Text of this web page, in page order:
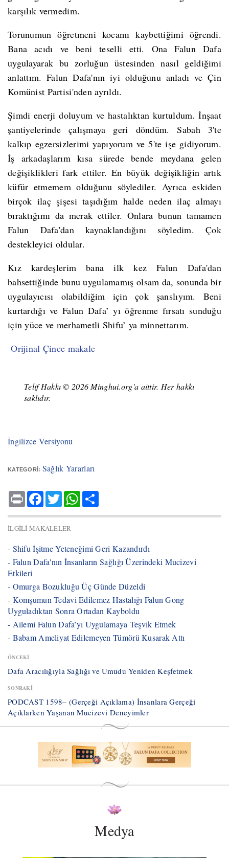
karşılık vermedim.
Torunumun öğretmeni kocamı kaybettiğimi öğrendi.
Bana acıdı ve beni teselli etti. Ona Falun Dafa
uygulayarak bu zorluğun üstesinden nasıl geldiğimi
anlattım. Falun Dafa'nın iyi olduğunu anladı ve Çin
Komünist Partisi'nden ayrıldı.
Şimdi enerji doluyum ve hastalıktan kurtuldum. İnşaat
şantiyelerinde çalışmaya geri döndüm. Sabah 3'te
kalkıp egzersizlerimi yapıyorum ve 5'te işe gidiyorum.
İş arkadaşlarım kısa sürede bende meydana gelen
değişiklikleri fark ettiler. En büyük değişikliğin artık
küfür etmemem olduğunu söylediler. Ayrıca eskiden
birçok ilaç şişesi taşıdığım halde neden ilaç almayı
bıraktığımı da merak ettiler. Onlara bunun tamamen
Falun Dafa'dan kaynaklandığını söyledim. Çok
destekleyici oldular.
Kız kardeşlerim bana ilk kez Falun Dafa'dan
bahsettiğinde bunu uygulamamış olsam da, sonunda bir
uygulayıcısı olabildiğim için çok şanslıyım. Beni
kurtardığı ve Falun Dafa’ yı öğrenme fırsatı sunduğu
için yüce ve merhametli Shifu’ ya minnettarım.
Orijinal Çince makale
Telif Hakkı © 2026 Minghui.org'a aittir. Her hakkı
saklıdır.
İngilizce Versiyonu
KATEGORI: Sağlık Yararları
Print Facebook
TwitterWhatsApp
İLGILI MAKALELER
- ​Shifu İşitme Yeteneğimi Geri Kazandırdı
- ​Falun Dafa'nın İnsanların Sağlığı Üzerindeki Mucizevi
Etkileri
- ​Omurga Bozukluğu Üç Günde Düzeldi
- ​Komşumun Tedavi Edilemez Hastalığı Falun Gong
Uyguladıktan Sonra Ortadan Kayboldu
- ​Ailemi Falun Dafa’yı Uygulamaya Teşvik Etmek
- ​Babam Ameliyat Edilemeyen Tümörü Kusarak Attı
ÖNCEKI
Dafa Aracılığıyla Sağlığı ve Umudu Yeniden Keşfetmek
SONRAKI
PODCAST 1598– (Gerçeği Açıklama) İnsanlara Gerçeği
Açıklarken Yaşanan Mucizevi Deneyimler
Medya